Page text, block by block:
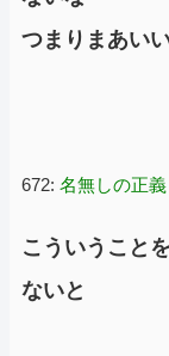
つまりまあい
672: 名無しの正義
こういうこと
ないと